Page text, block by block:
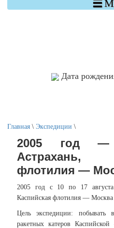
Дата

Главная \ Экспедиции \
2005 год
Астрахань,
флотилия —
2005 год с 10 по 17
Каспийская флотилия — Москва
Цель экспедиции: побывать
ракетных катеров